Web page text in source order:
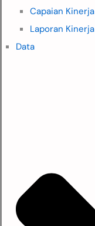
Capaian Kinerja
Laporan Kinerja
Data